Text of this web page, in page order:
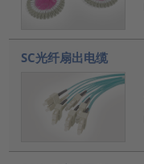
SC光纤扇出电缆